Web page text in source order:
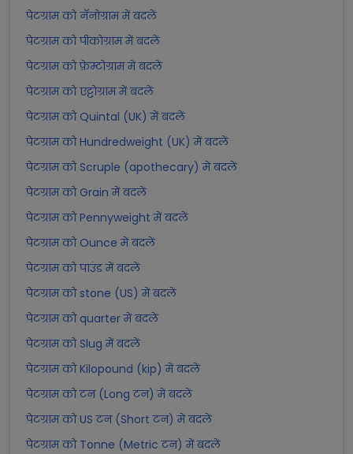
पेटग्राम को नॅनोग्राम में बदलें
पेटग्राम को पीकोग्राम में बदलें
पेटग्राम को फ़ेम्टोग्राम में बदलें
पेटग्राम को एट्टोग्राम में बदलें
पेटग्राम को Quintal (UK) में बदलें
पेटग्राम को Hundredweight (UK) में बदलें
पेटग्राम को Scruple (apothecary) में बदलें
पेटग्राम को Grain में बदलें
पेटग्राम को Pennyweight में बदलें
पेटग्राम को Ounce में बदलें
पेटग्राम को पाउंड में बदलें
पेटग्राम को stone (US) में बदलें
पेटग्राम को quarter में बदलें
पेटग्राम को Slug में बदलें
पेटग्राम को Kilopound (kip) में बदलें
पेटग्राम को टन (Long टन) में बदलें
पेटग्राम को US टन (Short टन) में बदलें
पेटग्राम को Tonne (Metric टन) में बदलें